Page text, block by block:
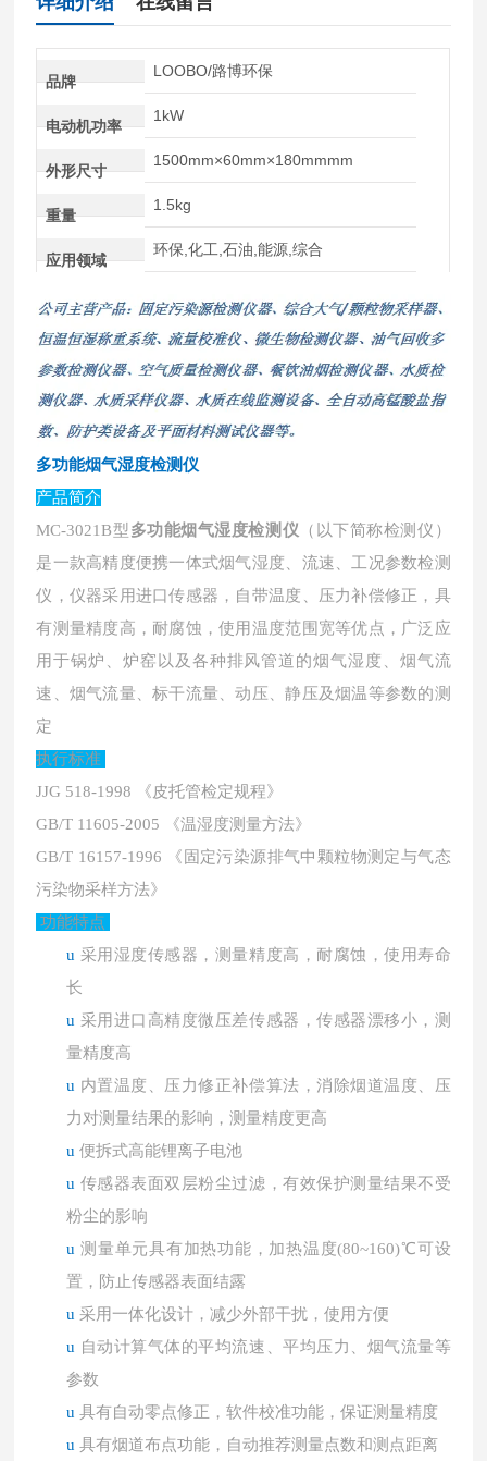
品牌
LOOBO/路博环保
电动机功率
1kW
外形尺寸
1500mm×60mm×180mmmm
重量
1.5kg
应用领域
环保,化工,石油,能源,综合
多功能烟气湿度检测仪
产品简介
MC-3021B型多功能烟气湿度检测仪 （以下简称检测仪）
是一款高精度便携一体式烟气湿度、流速、工况参数检测
仪，仪器采用进口传感器，自带温度、压力补偿修正，具
有测量精度高，耐腐蚀，使用温度范围宽等优点，广泛应
用于锅炉、炉窑以及各种排风管道的烟气湿度、烟气流
速、烟气流量、标干流量、动压、静压及烟温等参数的测
定
执行标准
JJG 518-1998 《皮托管检定规程》
GB/T 11605-2005 《温湿度测量方法》
GB/T 16157-1996 《固定污染源排气中颗粒物测定与气态
污染物采样方法》
功能特点
u 采用湿度传感器，测量精度高，耐腐蚀，使用寿命
长
u 采用进口高精度微压差传感器，传感器漂移小，测
量精度高
u 内置温度、压力修正补偿算法，消除烟道温度、压
力对测量结果的影响，测量精度更高
u便拆式高能锂离子电池
u 传感器表面双层粉尘过滤，有效保护测量结果不受
粉尘的影响
u测量单元具有加热功能，加热温度(80~160)℃可设
置，防止传感器表面结露
u采用一体化设计，减少外部干扰，使用方便
u 自动计算气体的平均流速、平均压力、烟气流量等
参数
u具有自动零点修正，软件校准功能，保证测量精度
u具有烟道布点功能，自动推荐测量点数和测点距离